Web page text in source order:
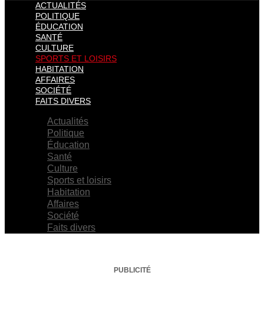
ACTUALITÉS
POLITIQUE
ÉDUCATION
SANTÉ
CULTURE
SPORTS ET LOISIRS
HABITATION
AFFAIRES
SOCIÉTÉ
FAITS DIVERS
Actualités
Politique
Éducation
Santé
Culture
Sports et loisirs
Habitation
Affaires
Société
Faits divers
PUBLICITÉ